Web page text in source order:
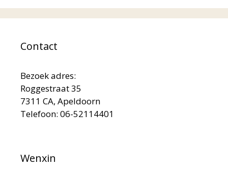
Contact
Bezoek adres:
Roggestraat 35
7311 CA, Apeldoorn
Telefoon: 06-52114401
Wenxin